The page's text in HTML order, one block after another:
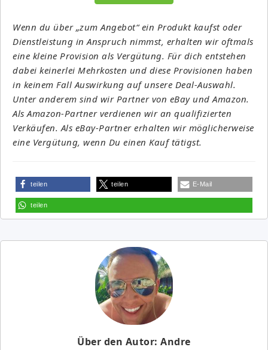
Wenn du über „zum Angebot“ ein Produkt kaufst oder
Dienstleistung in Anspruch nimmst, erhalten wir oftmals
eine kleine Provision als Vergütung. Für dich entstehen
dabei keinerlei Mehrkosten und diese Provisionen haben
in keinem Fall Auswirkung auf unsere Deal-Auswahl.
Unter anderem sind wir Partner von eBay und Amazon.
Als Amazon-Partner verdienen wir an qualifizierten
Verkäufen. Als eBay-Partner erhalten wir möglicherweise
eine Vergütung, wenn Du einen Kauf tätigst.
teilen teilen E-Mail
teilen
Über den Autor: Andre